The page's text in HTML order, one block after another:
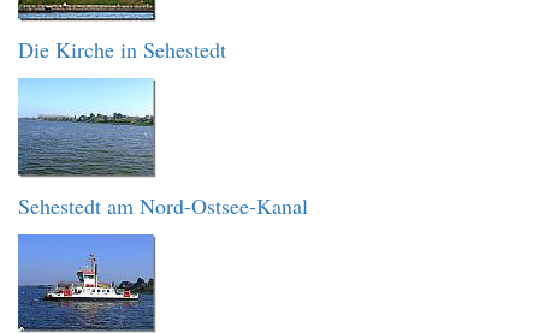
Die Kirche in Sehestedt
Sehestedt am Nord-Ostsee-Kanal